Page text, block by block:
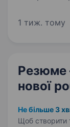
та стати
1 тиж. тому
Резюме
нової
Не більше 3
Щоб створити